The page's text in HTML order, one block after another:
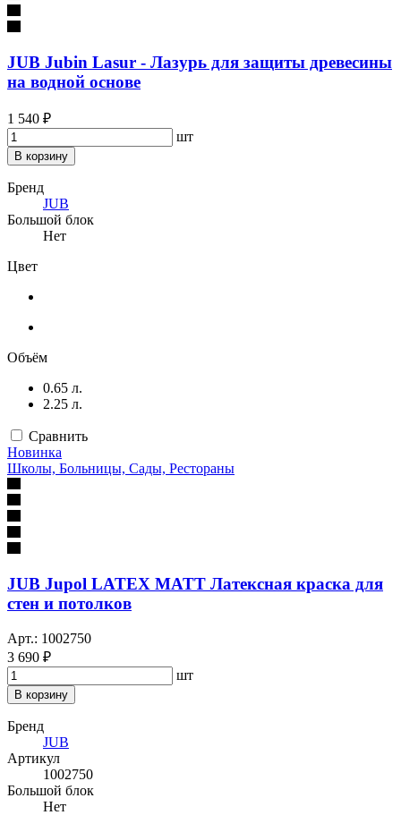
JUB Jubin Lasur - Лазурь для защиты древесины
на водной основе
1 540 ₽
шт
В корзину
Бренд
JUB
Большой блок
Нет
Цвет
Объём
0.65 л.
2.25 л.
Сравнить
Новинка
Школы, Больницы, Сады, Рестораны
JUB Jupol LATEX MATT Латексная краска для
стен и потолков
Арт.: 1002750
3 690 ₽
шт
В корзину
Бренд
JUB
Артикул
1002750
Большой блок
Нет